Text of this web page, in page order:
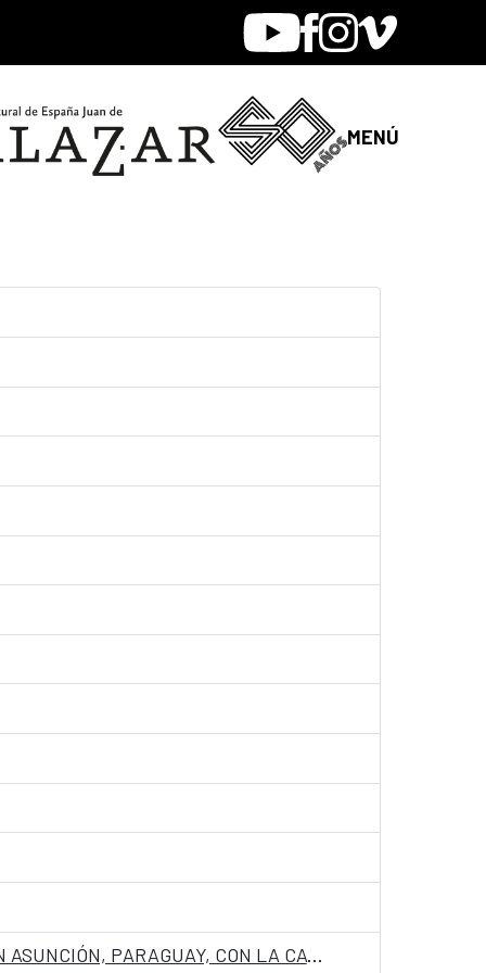
YoutubeFacebook
Instagram
Vimeo
MENÚ
CONVOCATORIA PARA INGRESO COMO PERSONAL LABORAL FIJO EN LA EMBAJADA DE ESPAÑA EN ASUNCIÓN, PARAGUAY, CON LA CATEGORIA DE AUXILIAR PT 05360373